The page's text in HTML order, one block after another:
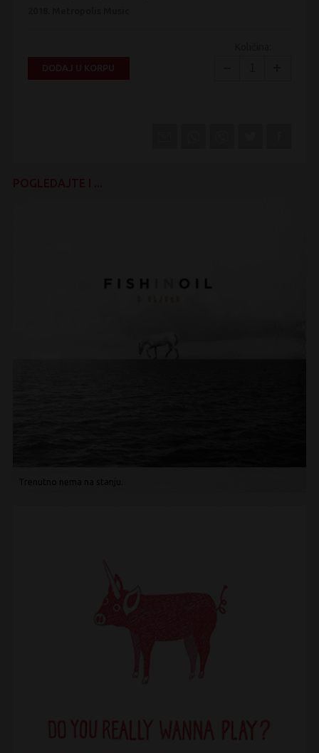
Trenutno nema na stanju.